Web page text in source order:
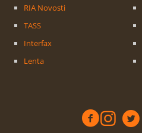
RIA Novosti
TASS
Interfax
Lenta